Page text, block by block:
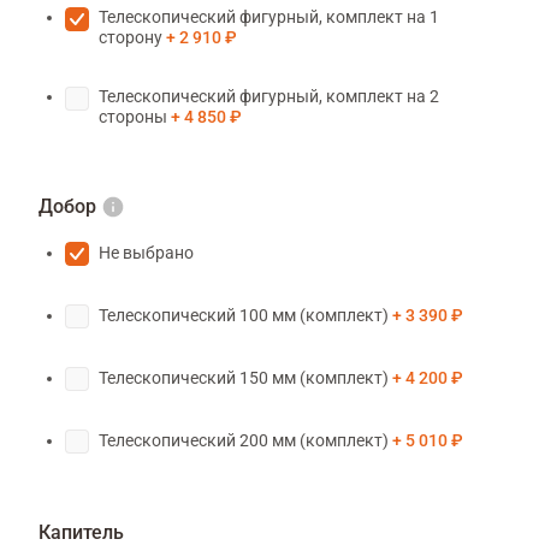
Телескопический фигурный, комплект на 1
сторону
2 910 ₽
Телескопический фигурный, комплект на 2
стороны
4 850 ₽
Добор
Не выбрано
Телескопический 100 мм (комплект) 3 390 ₽
Телескопический 150 мм (комплект) 4 200 ₽
Телескопический 200 мм (комплект) 5 010 ₽
Капитель